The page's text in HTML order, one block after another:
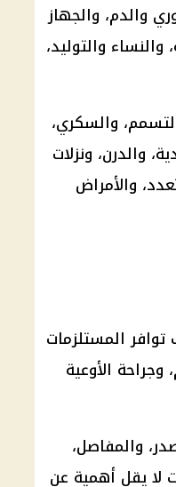
والدم، والجهاز
والتوليد،
والسكري،
والدرن، ونزلات
والأمراض
المستلزمات
الأوعية
والمفاصل،
لا يقل أهمية عن